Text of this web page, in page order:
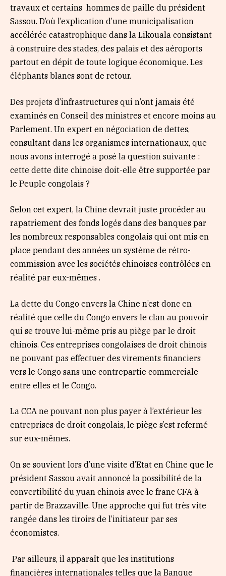
travaux et certains hommes de paille du président
Sassou. D’où l’explication d’une municipalisation
accélérée catastrophique dans la Likouala consistant
à construire des stades, des palais et des aéroports
partout en dépit de toute logique économique. Les
éléphants blancs sont de retour.
Des projets d’infrastructures qui n’ont jamais été
examinés en Conseil des ministres et encore moins au
Parlement. Un expert en négociation de dettes,
consultant dans les organismes internationaux, que
nous avons interrogé a posé la question suivante :
cette dette dite chinoise doit-elle être supportée par
le Peuple congolais ?
Selon cet expert, la Chine devrait juste procéder au
rapatriement des fonds logés dans des banques par
les nombreux responsables congolais qui ont mis en
place pendant des années un système de rétro-
commission avec les sociétés chinoises contrôlées en
réalité par eux-mêmes .
La dette du Congo envers la Chine n’est donc en
réalité que celle du Congo envers le clan au pouvoir
qui se trouve lui-même pris au piège par le droit
chinois. Ces entreprises congolaises de droit chinois
ne pouvant pas effectuer des virements financiers
vers le Congo sans une contrepartie commerciale
entre elles et le Congo.
La CCA ne pouvant non plus payer à l’extérieur les
entreprises de droit congolais, le piège s’est refermé
sur eux-mêmes.
On se souvient lors d’une visite d’Etat en Chine que le
président Sassou avait annoncé la possibilité de la
convertibilité du yuan chinois avec le franc CFA à
partir de Brazzaville. Une approche qui fut très vite
rangée dans les tiroirs de l’initiateur par ses
économistes.
Par ailleurs, il apparaît que les institutions
financières internationales telles que la Banque